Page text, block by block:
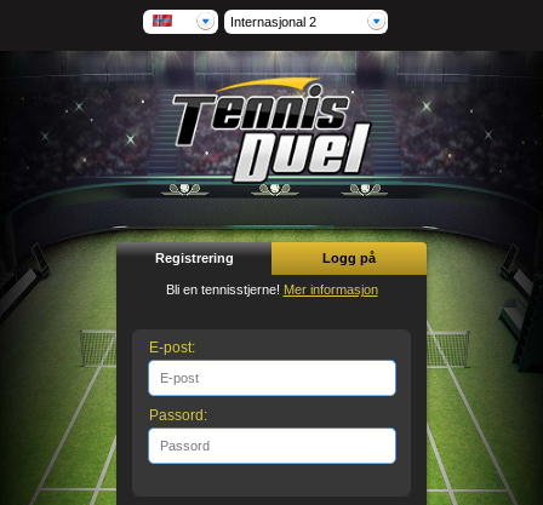
Internasjonal 2
Registrering Logg på
Bli en tennisstjerne! Mer informasjon
E-post:
Passord: